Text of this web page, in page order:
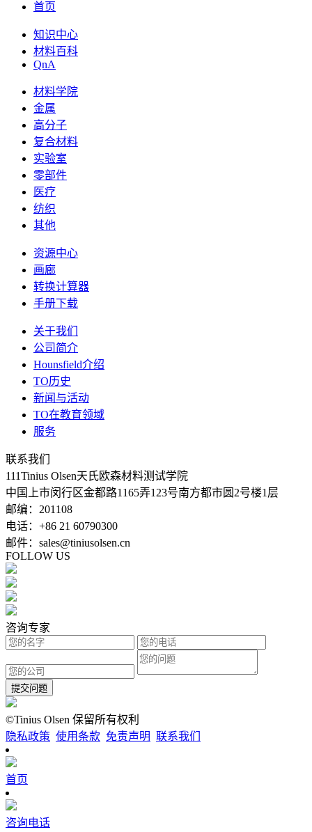
首页
知识中心
材料百科
QnA
材料学院
金属
高分子
复合材料
实验室
零部件
医疗
纺织
其他
资源中心
画廊
转换计算器
手册下载
关于我们
公司简介
Hounsfield介绍
TO历史
新闻与活动
TO在教育领域
服务
联系我们
111Tinius Olsen天氏欧森材料测试学院
中国上市闵行区金都路1165弄123号南方都市圆2号楼1层
邮编：201108
电话：+86 21 60790300
邮件：sales@tiniusolsen.cn
FOLLOW US
咨询专家
提交问题
©Tinius Olsen 保留所有权利
隐私政策 使用条款 免责声明 联系我们
首页
咨询电话